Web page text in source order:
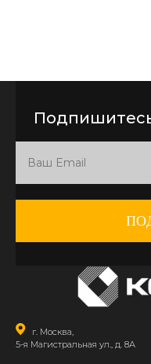
г. Москва,
5-я Магистральная ул., д. 8А